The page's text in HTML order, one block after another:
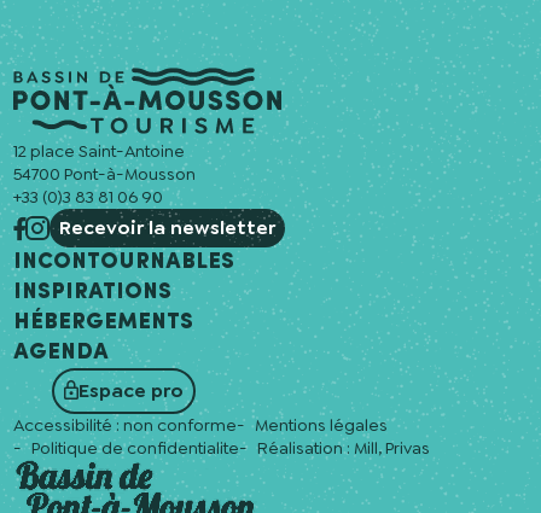
12 place Saint-Antoine
54700 Pont-à-Mousson
+33 (0)3 83 81 06 90
Recevoir la newsletter
Incontournables
Inspirations
Hébergements
Agenda
Espace pro
Accessibilité : non conforme
Mentions légales
Politique de confidentialite
Réalisation : Mill, Privas